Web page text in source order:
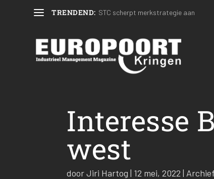
TRENDEND: STC scherpt merkstrategie aan
Interesse
west
doorJiri Hartog | 12 mei, 2022 | Archief